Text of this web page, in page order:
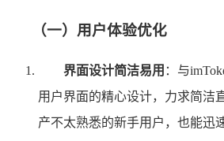
（一）用户体验优化
界面设计简洁易用 ：与
用户界面的精心设计，力求简洁
产不太熟悉的新手用户，也能迅